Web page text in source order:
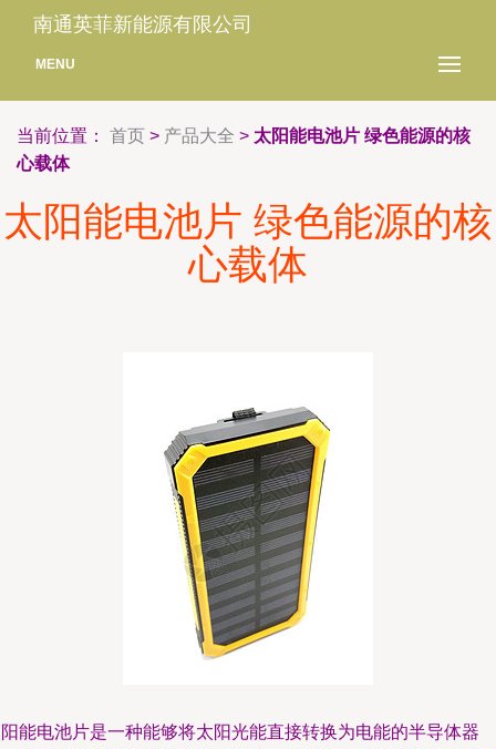
南通英菲新能源有限公司
MENU
当前位置： 首页 > 产品大全 > 太阳能电池片 绿色能源的核
心载体
太阳能电池片 绿色能源的核
心载体
能电池片是一种能够将太阳光能直接转换为电能的半导体器